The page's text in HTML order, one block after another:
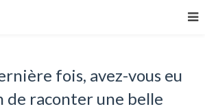
fois, avez-vous eu
de raconter une belle